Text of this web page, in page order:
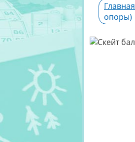
Главная
опоры)